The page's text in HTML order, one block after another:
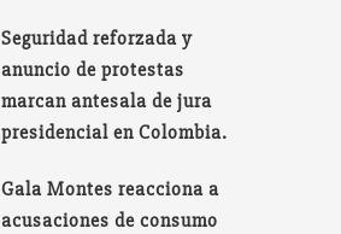
Seguridad reforzada y
anuncio de protestas
marcan antesala de jura
presidencial en Colombia.
Gala Montes reacciona a
acusaciones de consumo